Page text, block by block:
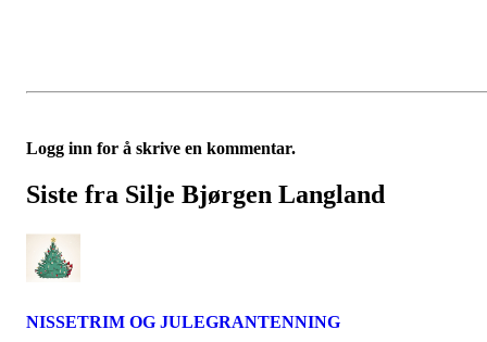
Logg inn for å skrive en kommentar.
Siste fra Silje Bjørgen Langland
NISSETRIM OG JULEGRANTENNING